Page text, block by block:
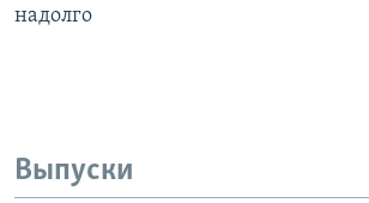
надолго
Выпуски